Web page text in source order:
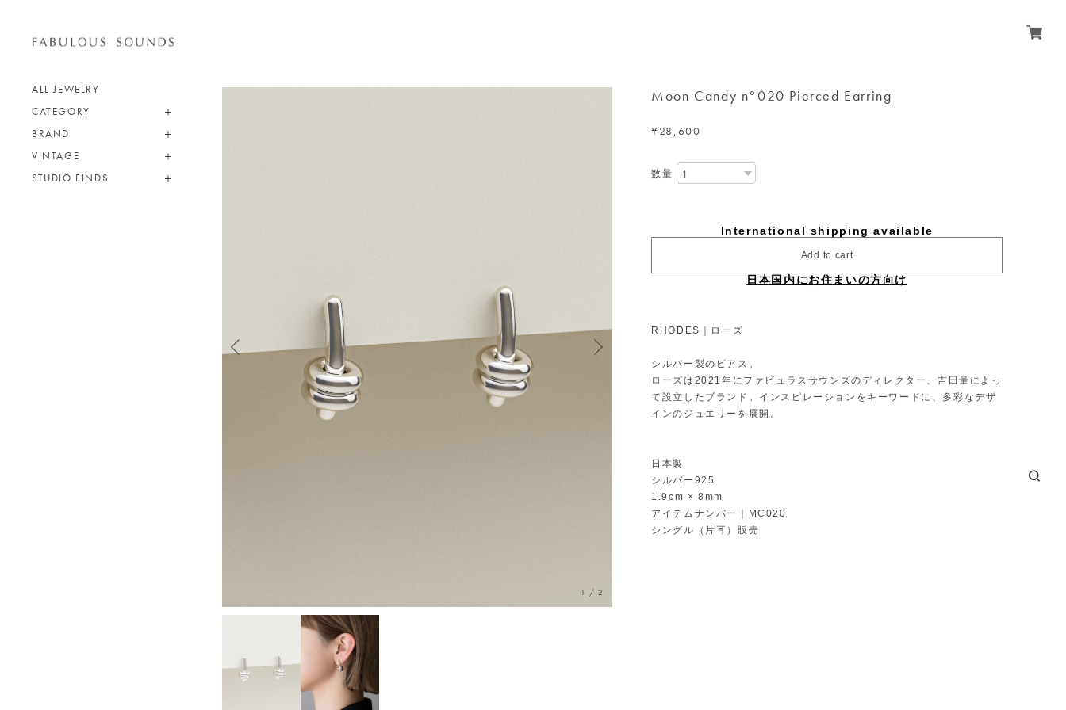
ALL JEWELRY
CATEGORY
BRAND
VINTAGE
STUDIO FINDS
1 /2
Moon Candy n°020 Pierced Earring
¥28,600
数量
International shipping available
Add to cart
日本国内にお住まいの方向け
RHODES｜ローズ
シルバー製のピアス。
ローズは2021年にファビュラスサウンズのディレクター、吉田量によっ
て設立したブランド。インスピレーションをキーワードに、多彩なデザ
インのジュエリーを展開。
日本製
シルバー925
1.9cm × 8mm
アイテムナンバー｜MC020
シングル（片耳）販売